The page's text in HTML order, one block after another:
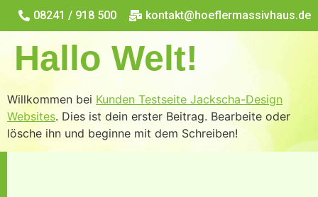
08241 / 918 500 kontakt@hoeflermassivhaus.de
Hallo Welt!
Willkommen bei Kunden Testseite Jackscha-Design
Websites. Dies ist dein erster Beitrag. Bearbeite oder
lösche ihn und beginne mit dem Schreiben!